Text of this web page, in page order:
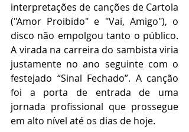
interpretações de canções de Cartola
("Amor Proibido" e "Vai, Amigo"), o
disco não empolgou tanto o público.
A virada na carreira do sambista viria
justamente no ano seguinte com o
festejado “Sinal Fechado”. A canção
foi a porta de entrada de uma
jornada profissional que prossegue
em alto nível até os dias de hoje.